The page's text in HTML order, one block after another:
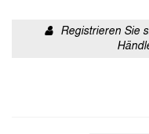
Registrieren Sie